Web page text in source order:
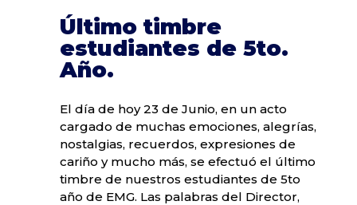
Último timbre
estudiantes de 5to.
Año.
El día de hoy 23 de Junio, en un acto
cargado de muchas emociones, alegrías,
nostalgias, recuerdos, expresiones de
cariño y mucho más, se efectuó el último
timbre de nuestros estudiantes de 5to
año de EMG. Las palabras del Director,